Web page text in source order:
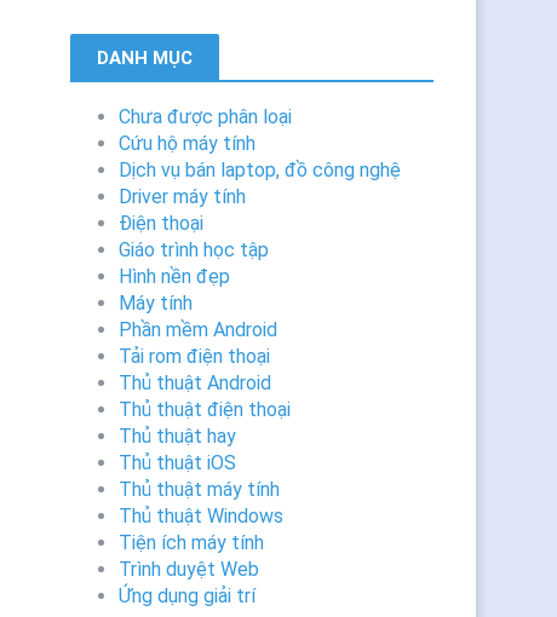
DANH MỤC
Chưa được phân loại
Cứu hộ máy tính
Dịch vụ bán laptop, đồ công nghệ
Driver máy tính
Điện thoại
Giáo trình học tập
Hình nền đẹp
Máy tính
Phần mềm Android
Tải rom điện thoại
Thủ thuật Android
Thủ thuật điện thoại
Thủ thuật hay
Thủ thuật iOS
Thủ thuật máy tính
Thủ thuật Windows
Tiện ích máy tính
Trình duyệt Web
Ứng dụng giải trí